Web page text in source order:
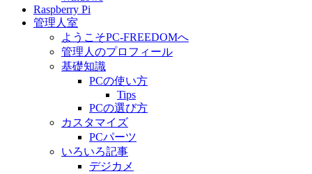
Raspberry Pi
管理人室
ようこそPC-FREEDOMへ
管理人のプロフィール
基礎知識
PCの使い方
Tips
PCの選び方
カスタマイズ
PCパーツ
いろいろ記事
デジカメ